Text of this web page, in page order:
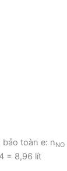
bảo toàn e: nNO
= 8,96 lít